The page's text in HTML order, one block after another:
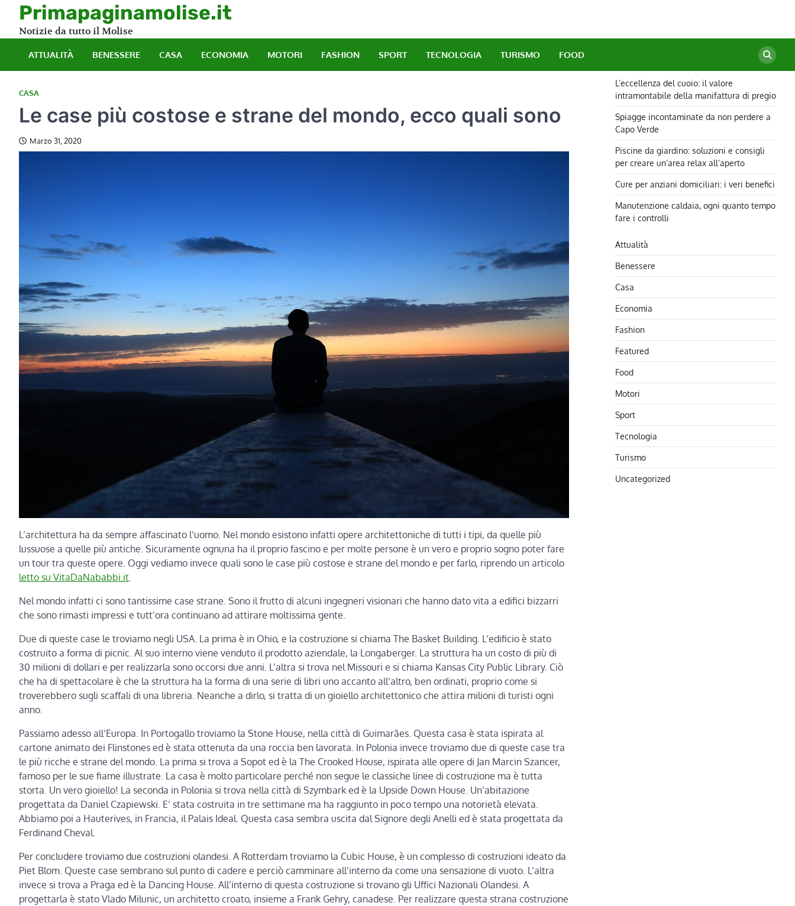
content
Primapaginamolise.it
Notizie da tutto il Molise
ATTUALITÀ BENESSERE CASA ECONOMIA MOTORI FASHION SPORT TECNOLOGIA TURISMO FOOD
CASA
Le case più costose e strane del mondo, ecco quali sono
Marzo 31, 2020
L’architettura ha da sempre affascinato l’uomo. Nel mondo esistono infatti opere architettoniche di tutti i tipi, da quelle più
lussuose a quelle più antiche. Sicuramente ognuna ha il proprio fascino e per molte persone è un vero e proprio sogno poter fare
un tour tra queste opere. Oggi vediamo invece quali sono le case più costose e strane del mondo e per farlo, riprendo un articolo
letto su VitaDaNababbi.it
Nel mondo infatti ci sono tantissime case strane. Sono il frutto di alcuni ingegneri visionari che hanno dato vita a edifici bizzarri
che sono rimasti impressi e tutt’ora continuano ad attirare moltissima gente.
Due di queste case le troviamo negli USA. La prima è in Ohio, e la costruzione si chiama The Basket Building. L’edificio è stato
costruito a forma di picnic. Al suo interno viene venduto il prodotto aziendale, la Longaberger. La struttura ha un costo di più di
30 milioni di dollari e per realizzarla sono occorsi due anni. L’altra si trova nel Missouri e si chiama Kansas City Public Library. Ciò
che ha di spettacolare è che la struttura ha la forma di una serie di libri uno accanto all’altro, ben ordinati, proprio come si
troverebbero sugli scaffali di una libreria. Neanche a dirlo, si tratta di un gioiello architettonico che attira milioni di turisti ogni
anno.
Passiamo adesso all’Europa. In Portogallo troviamo la Stone House, nella città di Guimarães. Questa casa è stata ispirata al
cartone animato dei Flinstones ed è stata ottenuta da una roccia ben lavorata. In Polonia invece troviamo due di queste case tra
le più ricche e strane del mondo. La prima si trova a Sopot ed è la The Crooked House, ispirata alle opere di Jan Marcin Szancer,
famoso per le sue fiame illustrate. La casa è molto particolare perché non segue le classiche linee di costruzione ma è tutta
storta. Un vero gioiello! La seconda in Polonia si trova nella città di Szymbark ed è la Upside Down House. Un’abitazione
progettata da Daniel Czapiewski. E’ stata costruita in tre settimane ma ha raggiunto in poco tempo una notorietà elevata.
Abbiamo poi a Hauterives, in Francia, il Palais Ideal. Questa casa sembra uscita dal Signore degli Anelli ed è stata progettata da
Ferdinand Cheval.
Per concludere troviamo due costruzioni olandesi. A Rotterdam troviamo la Cubic House, è un complesso di costruzioni ideato da
Piet Blom. Queste case sembrano sul punto di cadere e perciò camminare all’interno da come una sensazione di vuoto. L’altra
invece si trova a Praga ed è la Dancing House. All’interno di questa costruzione si trovano gli Uffici Nazionali Olandesi. A
progettarla è stato Vlado Milunic, un architetto croato, insieme a Frank Gehry, canadese. Per realizzare questa strana costruzione
L’eccellenza del cuoio: il valore
intramontabile della manifattura di pregio
Spiagge incontaminate da non perdere a
Capo Verde
Piscine da giardino: soluzioni e consigli
per creare un’area relax all’aperto
Cure per anziani domiciliari: i veri benefici
Manutenzione caldaia, ogni quanto tempo
fare i controlli
Attualità
Benessere
Casa
Economia
Fashion
Featured
Food
Motori
Sport
Tecnologia
Turismo
Uncategorized